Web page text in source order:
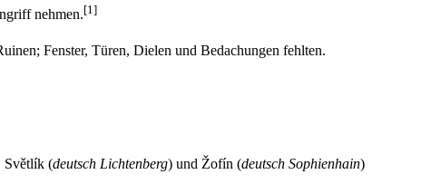
nehmen.[1]
Fenster, Türen, Dielen und Bedachungen fehlten.
Světlík (deutsch Lichtenberg) und Žofín (deutsch Sophienhain)